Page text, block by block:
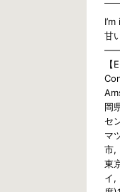
甘
岡
セ
マ
市,
東
イ,